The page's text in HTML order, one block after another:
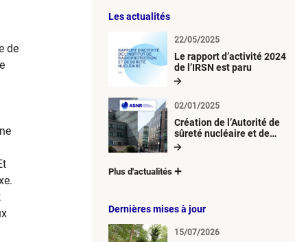
de
Les actualités
Le rapport d’activité 2024
de l’IRSN est paru
22/05/2025
Création de l’Autorité de
sûreté nucléaire et de
radioprotection (ASNR)
02/01/2025
Plus d'actualités
Dernières mises à jour
15/07/2026